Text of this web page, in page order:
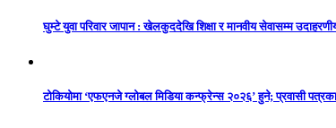
घुम्टे युवा परिवार जापान : खेलकुददेखि शिक्षा र मानवीय सेवासम्म
टोकियोमा ‘एफएनजे ग्लोबल मिडिया कन्फ्रेन्स २०२६’ हुने; प्रवासी